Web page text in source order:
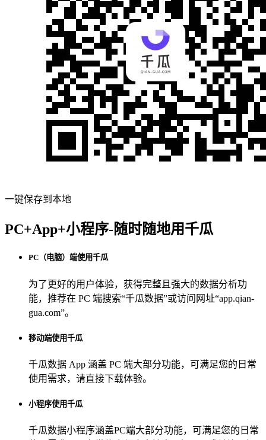
一键保存到本地
PC+App+小程序-随时随地用千瓜
PC（电脑）端使用千瓜
为了更好的用户体验，获得完整且强大的数据分析功
能，推荐在 PC 端搜索“千瓜数据”或访问网址“app.qian-
gua.com”。
移动端使用千瓜
千瓜数据 App 涵盖 PC 端大部分功能，可满足您的日常
使用需求，请直接下载体验。
小程序使用千瓜
千瓜数据小程序涵盖PC端大部分功能，可满足您的日常